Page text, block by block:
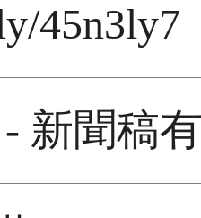
45n3ly7
- 新聞稿